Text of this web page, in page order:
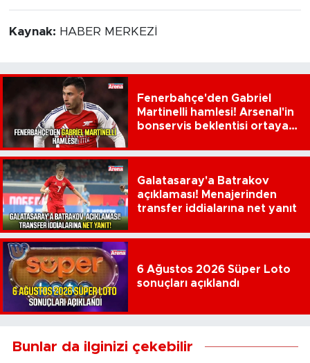
Kaynak: HABER MERKEZİ
Fenerbahçe'den Gabriel
Martinelli hamlesi! Arsenal'in
bonservis beklentisi ortaya
Galatasaray'a Batrakov
açıklaması! Menajerinden
transfer iddialarına net yanıt
6 Ağustos 2026 Süper Loto
sonuçları açıklandı
Bunlar da ilginizi çekebilir